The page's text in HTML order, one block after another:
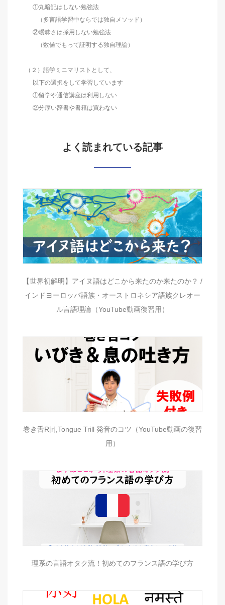
①丸暗記はしない勉強法
（多言語学習中ならでは独自メソッド）
②曖昧さは採用しない勉強法
（数値でもって証明する独自理論）
（２）語学ミニマリストとして、
以下の選択をして学習しています
①留学や通信講座は利用しない
②分厚い辞書や書籍は買わない
よく読まれている記事
【世界初解明】アイヌ語はどこから来たのか来たのか？ /
インドヨーロッパ語族・オーストロネシア語族クレオー
ル言語理論（YouTube動画復習用）
巻き舌R[r],Tongue Trill 発音のコツ（YouTube動画の復習
用）
理系の言語オタク流！初めてのフランス語の学び方